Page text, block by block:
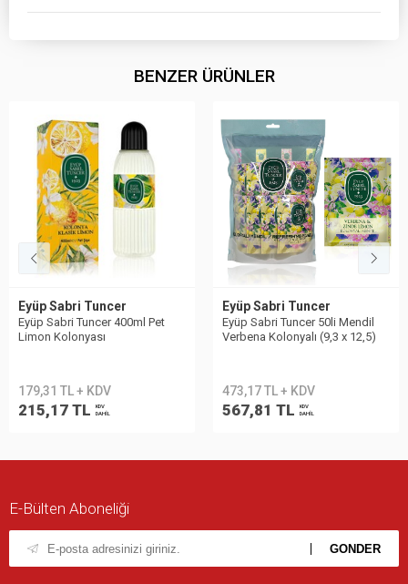
BENZER ÜRÜNLER
Eyüp Sabri Tuncer
Eyüp Sabri Tuncer 400ml Pet
Limon Kolonyası
179,31 TL + KDV
215,17 TL
KDV
DAHİL
Eyüp Sabri Tuncer
Eyüp Sabri Tuncer 50li Mendil
Verbena Kolonyalı (9,3 x 12,5)
473,17 TL + KDV
567,81 TL
KDV
DAHİL
E-Bülten Aboneliği